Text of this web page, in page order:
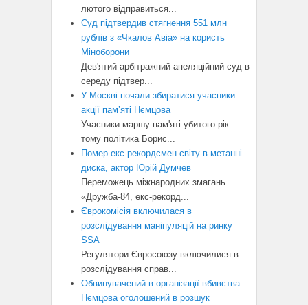
лютого відправиться...
Суд підтвердив стягнення 551 млн
рублів з ​​«Чкалов Авіа» на користь
Міноборони
Дев'ятий арбітражний апеляційний суд в
середу підтвер...
У Москві почали збиратися учасники
акції пам’яті Нємцова
Учасники маршу пам'яті убитого рік
тому політика Борис...
Помер екс-рекордсмен світу в метанні
диска, актор Юрій Думчев
Переможець міжнародних змагань
«Дружба-84, екс-рекорд...
Єврокомісія включилася в
розслідування маніпуляцій на ринку
SSA
Регулятори Євросоюзу включилися в
розслідування справ...
Обвинувачений в організації вбивства
Нємцова оголошений в розшук